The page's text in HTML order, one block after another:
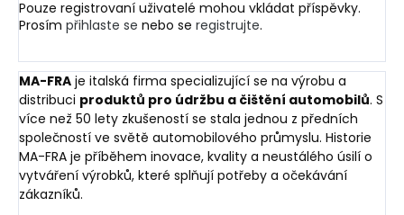
Pouze registrovaní uživatelé mohou vkládat příspěvky.
Prosím přihlaste se nebo se registrujte.
MA-FRA je italská firma specializující se na výrobu a
distribuci produktů pro údržbu a čištění automobilů. S
více než 50 lety zkušeností se stala jednou z předních
společností ve světě automobilového průmyslu. Historie
MA-FRA je příběhem inovace, kvality a neustálého úsilí o
vytváření výrobků, které splňují potřeby a očekávání
zákazníků.